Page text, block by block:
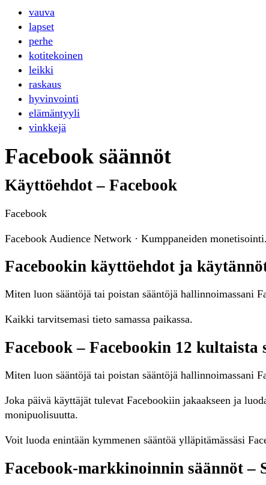
vauva
lapset
perhe
kotitekoinen
leikki
raskaus
hyvinvointi
elämäntyyli
vinkkejä
Facebook säännöt
Käyttöehdot – Facebook
Facebook
Facebook Audience Network · Kumppaneiden
Facebookin käyttöehdot ja
Miten luon sääntöjä tai poistan sääntöjä hallinnoimassani
Kaikki tarvitsemasi tieto samassa paikassa.
Facebook – Facebookin 12
Miten luon sääntöjä tai poistan sääntöjä hallinnoimassani
Joka päivä käyttäjät tulevat Facebookiin jakaakseen ja
monipuolisuutta.
Voit luoda enintään kymmenen sääntöä ylläpitämässäsi
Facebook-markkinoinnin säännöt